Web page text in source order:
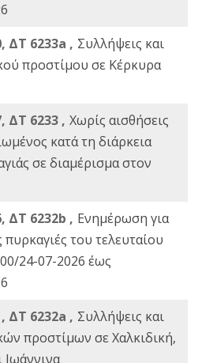
ΔΤ 6233a , Συλλήψεις και
προστίμου σε Κέρκυρα
ΔΤ 6233 , Χωρίς αισθήσεις
κατά τη διάρκεια
σε διαμέρισμα στον
ΔΤ 6232b , Ενημέρωση για
πυρκαγιές του τελευταίου
24-07-2026 έως
ΔΤ 6232a , Συλλήψεις και
προστίμων σε Χαλκιδική,